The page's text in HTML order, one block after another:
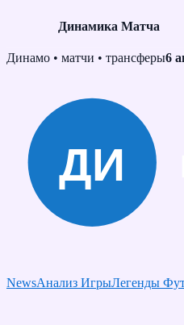
Динамика Матча
Skip
Динамо • матчи • трансферы6
NewsАнализ ИгрыЛегенды